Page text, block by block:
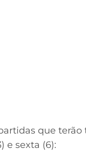
que
e sexta (6):